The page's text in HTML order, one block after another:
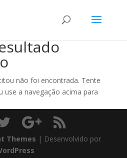
não foi encontrada. Tente
use a navegação acima para
Themes | Desenvolvido por